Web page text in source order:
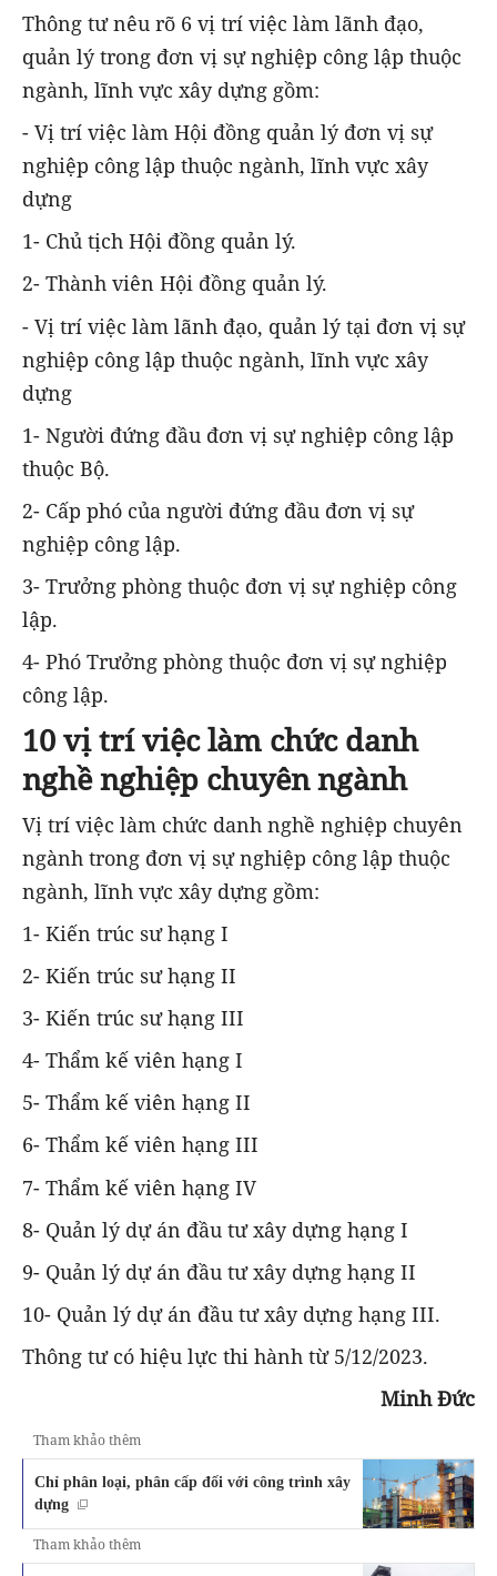
Thông tư nêu rõ 6 vị trí việc làm lãnh đạo,
quản lý trong đơn vị sự nghiệp công lập thuộc
ngành, lĩnh vực xây dựng gồm:
- Vị trí việc làm Hội đồng quản lý đơn vị sự
nghiệp công lập thuộc ngành, lĩnh vực xây
dựng
1- Chủ tịch Hội đồng quản lý.
2- Thành viên Hội đồng quản lý.
- Vị trí việc làm lãnh đạo, quản lý tại đơn vị sự
nghiệp công lập thuộc ngành, lĩnh vực xây
dựng
1- Người đứng đầu đơn vị sự nghiệp công lập
thuộc Bộ.
2- Cấp phó của người đứng đầu đơn vị sự
nghiệp công lập.
3- Trưởng phòng thuộc đơn vị sự nghiệp công
lập.
4- Phó Trưởng phòng thuộc đơn vị sự nghiệp
công lập.
10 vị trí việc làm chức danh
nghề nghiệp chuyên ngành
Vị trí việc làm chức danh nghề nghiệp chuyên
ngành trong đơn vị sự nghiệp công lập thuộc
ngành, lĩnh vực xây dựng gồm:
1- Kiến trúc sư hạng I
2- Kiến trúc sư hạng II
3- Kiến trúc sư hạng III
4- Thẩm kế viên hạng I
5- Thẩm kế viên hạng II
6- Thẩm kế viên hạng III
7- Thẩm kế viên hạng IV
8- Quản lý dự án đầu tư xây dựng hạng I
9- Quản lý dự án đầu tư xây dựng hạng II
10- Quản lý dự án đầu tư xây dựng hạng III.
Thông tư có hiệu lực thi hành từ 5/12/2023.
Minh Đức
Tham khảo thêm
Chỉ phân loại, phân cấp đối với công trình xây
dựng
Tham khảo thêm